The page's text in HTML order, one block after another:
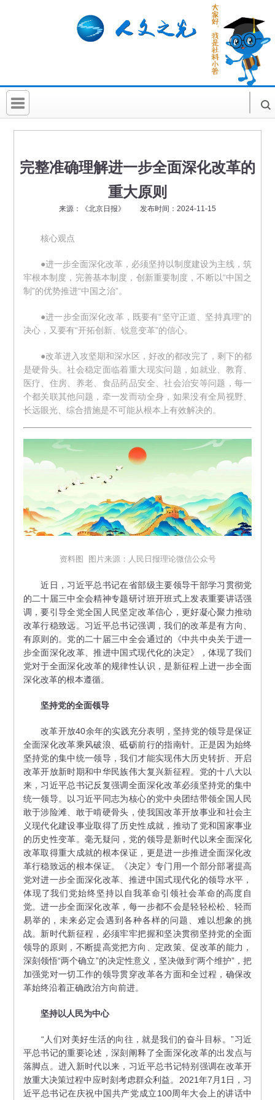
首 页
完整准确理解进一步全面深化改革的
重大原则
来源：《北京日报》 发布时间：2024-11-15
核心观点
●进一步全面深化改革，必须坚持以制度建设为主线，筑
牢根本制度，完善基本制度，创新重要制度，不断以“中国之
制”的优势推进“中国之治”。
●进一步全面深化改革，既要有“坚守正道、坚持真理”的
决心，又要有“开拓创新、锐意变革”的信心。
●改革进入攻坚期和深水区，好改的都改完了，剩下的都
是硬骨头。社会稳定面临着重大现实问题，如就业、教育、
医疗、住房、养老、食品药品安全、社会治安等问题，每一
个都关联其他问题，牵一发而动全身，如果没有全局视野、
长远眼光、综合措施是不可能从根本上有效解决的。
资料图 图片来源：人民日报理论微信公众号
近日，习近平总书记在省部级主要领导干部学习贯彻党
的二十届三中全会精神专题研讨班开班式上发表重要讲话强
调，要引导全党全国人民坚定改革信心，更好凝心聚力推动
改革行稳致远。习近平总书记强调，我们的改革是有方向、
有原则的。党的二十届三中全会通过的《中共中央关于进一
步全面深化改革、推进中国式现代化的决定》，体现了我们
党对于全面深化改革的规律性认识，是新征程上进一步全面
深化改革的根本遵循。
坚持党的全面领导
改革开放40余年的实践充分表明，坚持党的领导是保证
全面深化改革乘风破浪、砥砺前行的指南针。正是因为始终
坚持党的集中统一领导，我们才能实现伟大历史转折、开启
改革开放新时期和中华民族伟大复兴新征程。党的十八大以
来，习近平总书记反复强调全面深化改革必须坚持党的集中
统一领导。以习近平同志为核心的党中央团结带领全国人民
敢于涉险滩、敢于啃硬骨头，使我国改革开放事业和社会主
义现代化建设事业取得了历史性成就，推动了党和国家事业
的历史性变革。毫无疑问，党的领导是新时代以来全面深化
改革取得重大成就的根本保证，更是进一步推进全面深化改
革行稳致远的根本保证。《决定》专门用一个部分部署提高
党对进一步全面深化改革、推进中国式现代化的领导水平，
体现了我们党始终坚持以自我革命引领社会革命的高度自
觉。进一步全面深化改革，每一步都不会是轻轻松松、轻而
易举的，未来必定会遇到各种各样的问题、难以想象的挑
战。新时代新征程，必须牢牢把握和坚决贯彻坚持党的全面
领导的原则，不断提高党把方向、定政策、促改革的能力，
深刻领悟“两个确立”的决定性意义，坚决做到“两个维护”，把
加强党对一切工作的领导贯穿改革各方面和全过程，确保改
革始终沿着正确政治方向前进。
坚持以人民为中心
“人们对美好生活的向往，就是我们的奋斗目标。”习近
平总书记的重要论述，深刻阐释了全面深化改革的出发点与
落脚点。进入新时代以来，习近平总书记特别强调在改革开
放重大决策过程中应时刻考虑群众利益。2021年7月1日，习
近平总书记在庆祝中国共产党成立100周年大会上的讲话中